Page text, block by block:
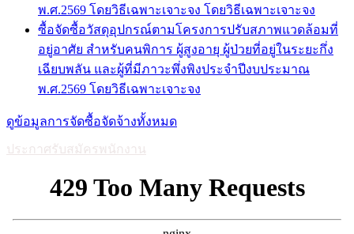
พ.ศ.2569 โดยวิธีเฉพาะเจาะจง โดยวิธีเฉพาะเจาะจง
ซื้อจัดซื้อวัสดุอุปกรณ์ตามโครงการปรับสภาพแวดล้อมที่
อยู่อาศัย สำหรับคนพิการ ผู้สูงอายุ ผู้ป่วยที่อยู่ในระยะกึ่ง
เฉียบพลัน และผู้ที่มีภาวะพึ่งพิงประจำปีงบประมาณ
พ.ศ.2569 โดยวิธีเฉพาะเจาะจง
ดูข้อมูลการจัดซื้อจัดจ้างทั้งหมด
ประกาศรับสมัครพนักงาน